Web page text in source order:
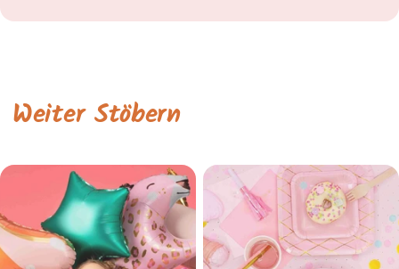
Weiter Stöbern